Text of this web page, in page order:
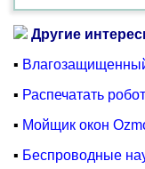
Другие
▪
▪ Распечатать
▪ Мойщик окон
▪ Беспроводные